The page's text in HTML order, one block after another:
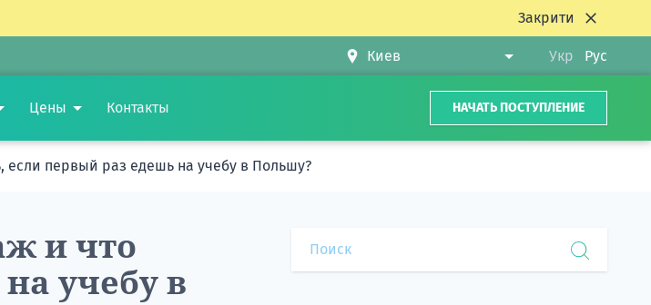
Закрити
Укр Рус
Цены Контакты НАЧАТЬ ПОСТУПЛЕНИЕ
если первый раз едешь на учебу в Польшу?
и что
учебу в